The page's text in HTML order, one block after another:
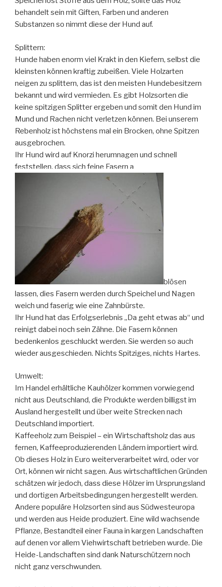
behandelt sein mit Giften, Farben und anderen
Substanzen so nimmt diese der Hund auf.
Splittern:
Hunde haben enorm viel Krakt in den Kiefern, selbst die
kleinsten können kraftig zubeißen. Viele Holzarten
neigen zu splittern, das ist den meisten Hundebesitzern
bekannt und wird vermieden. Es gibt Holzsorten die
keine spitzigen Splitter ergeben und somit den Hund im
Mund und Rachen nicht verletzen können. Bei unserem
Rebenholz ist höchstens mal ein Brocken, ohne Spitzen
ausgebrochen.
Ihr Hund wird auf Knorzi herumnagen und schnell
feststellen, dass sich feine Fasern a
blösen
lassen, dies Fasern werden durch Speichel und Nagen
weich und faserig wie eine Zahnbürste.
Ihr Hund hat das Erfolgserlebnis „Da geht etwas ab“ und
reinigt dabei noch sein Zähne. Die Fasern können
bedenkenlos geschluckt werden. Sie werden so auch
wieder ausgeschieden. Nichts Spitziges, nichts Hartes.
Umwelt:
Im Handel erhältliche Kauhölzer kommen vorwiegend
nicht aus Deutschland, die Produkte werden billigst im
Ausland hergestellt und über weite Strecken nach
Deutschland importiert.
Kaffeeholz zum Beispiel – ein Wirtschaftsholz das aus
fernen, Kaffeeproduzierenden Ländern importiert wird.
Ob dieses Holz in Euro weiterverarbeitet wird, oder vor
Ort, können wir nicht sagen. Aus wirtschaftlichen Gründen
schätzen wir jedoch, dass diese Hölzer im Ursprungsland
und dortigen Arbeitsbedingungen hergestellt werden.
Andere populäre Holzsorten sind aus Südwesteuropa
und werden aus Heide produziert. Eine wild wachsende
Pflanze, Bestandteil einer Fauna in kargen Landschaften
auf denen vor allem Viehwirtschaft betrieben wurde. Die
Heide-Landschaften sind dank Naturschützern noch
nicht ganz verschwunden.